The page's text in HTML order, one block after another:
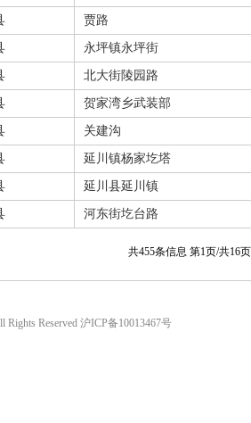
贾路
永坪镇永坪街
北大街陵园路
贺家湾乡武装部
关建沟
延川镇杨家圪塔
延川县延川镇
河东街圪台路
共455条信息 第1页/共16
Rights Reserved 沪ICP备10013467号